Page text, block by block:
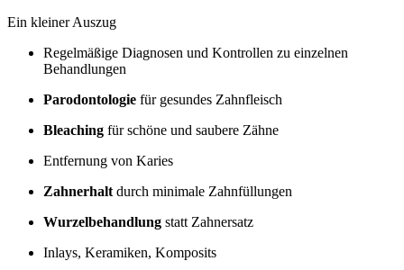
Ein kleiner Auszug
Regelmäßige Diagnosen und Kontrollen zu einzelnen
Behandlungen
Parodontologie für gesundes Zahnfleisch
Bleaching für schöne und saubere Zähne
Entfernung von Karies
Zahnerhalt durch minimale Zahnfüllungen
Wurzelbehandlung statt Zahnersatz
Inlays, Keramiken, Komposits